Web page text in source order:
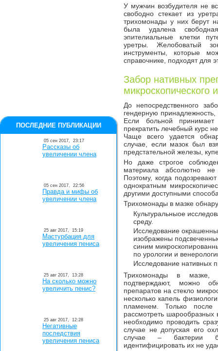
У мужчин возбудителя не
свободно стекает из
трихомонады у них берут
была удалена
эпителиальные клетки
уретры. Желобоватый
инструменты, которые
справочнике, подходят для
Забор нативных
микроскопического
До непосредственного
гендерную
Если больной
прекратить лечебный курс
Чаще всего удается
случае, если мазок был
предстательной железы,
Но даже строгое
материала абсолютно не
Поэтому, когда
однократным
другими доступными
Трихомонады в мазке
Культуральныое
среду.
Исследование
изображены
синим
по урологии и
Исследование нативных
Трихомонады в мазке,
подтверждают, можно
препаратов на стекло
несколько капель
пламенем. Только
рассмотреть шарообразных
необходимо проводить
случае не допуская его
случае – бактерии
идентифицировать их не
ПОСЛЕДНИЕ ПУБЛИКАЦИИ
05 сен 2017, 23:17
Рассказы об
увеличении члена
05 сен 2017, 22:56
Правда и мифы об
увеличении члена
25 авг 2017, 15:19
Мастурбация для
увеличения пениса
25 авг 2017, 13:28
На сколько можно
увеличить пенис?
25 авг 2017, 12:28
Негативные
последствия
увеличения пениса